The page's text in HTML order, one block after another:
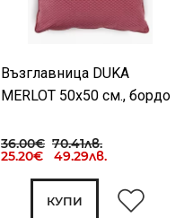
Възглавница DUKA
MERLOT 50x50 см., бордо
36.00€ 70.41лв.
25.20€ 49.29лв.
КУПИ